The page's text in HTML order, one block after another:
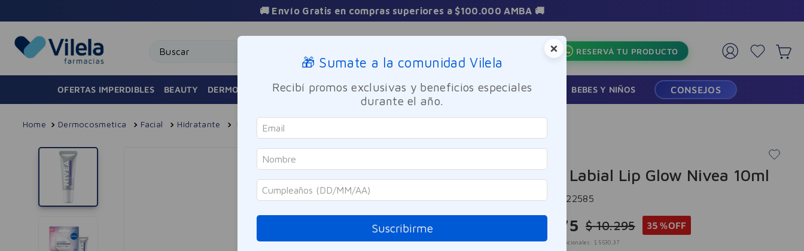
3 Cuotas sin interés en toda la tienda
RESERVÁ TU PRODUCTO
OFERTAS IMPERDIBLES BEAUTY DERMOCOSMÉTICA FRAGANCIAS CUIDADO PERSONAL BIENESTAR Y FARMACIA BEBES Y NIÑOS CONSEJOS
Dermocosmetica Facial Hidratante Bálsamo Labial Lip Glow Nivea 10ml
Nivea
Bálsamo Labial Lip Glow Nivea 10ml
Referencia -322585
75 $ 10.295 35 %OFF
Precio sin impuestos nacionales: $ 5530 ,37
×
🎁 Sumate a la comunidad Vilela
Recibí promos exclusivas y beneficios especiales
durante el año.
Suscribirme